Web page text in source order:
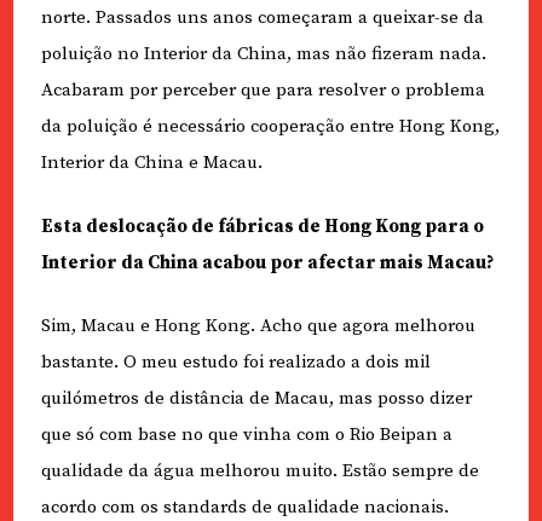
norte. Passados uns anos começaram a queixar-se da
poluição no Interior da China, mas não fizeram nada.
Acabaram por perceber que para resolver o problema
da poluição é necessário cooperação entre Hong Kong,
Interior da China e Macau.
Esta deslocação de fábricas de Hong Kong para o
Interior da China acabou por afectar mais Macau?
Sim, Macau e Hong Kong. Acho que agora melhorou
bastante. O meu estudo foi realizado a dois mil
quilómetros de distância de Macau, mas posso dizer
que só com base no que vinha com o Rio Beipan a
qualidade da água melhorou muito. Estão sempre de
acordo com os standards de qualidade nacionais.